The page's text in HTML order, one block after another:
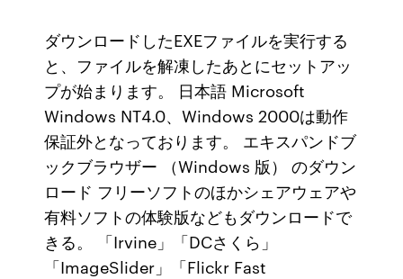
ダウンロードしたEXEファイルを実行する
と、ファイルを解凍したあとにセットアッ
プが始まります。 日本語 Microsoft
Windows NT4.0、Windows 2000は動作
保証外となっております。 エキスパンドブ
ックブラウザー （Windows 版） のダウン
ロード フリーソフトのほかシェアウェアや
有料ソフトの体験版などもダウンロードで
きる。 「Irvine」「DCさくら」
「ImageSlider」「Flickr Fast